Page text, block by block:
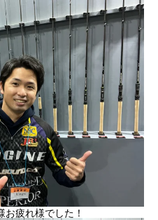
疲れ様でした！